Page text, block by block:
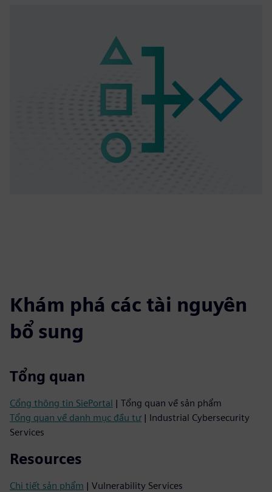
Khám phá các tài nguyên
bổ sung
Tổng quan
Cổng thông tin SiePortal | Tổng quan về sản phẩm
Tổng quan về danh mục đầu tư | Industrial Cybersecurity
Services
Resources
Chi tiết sản phẩm | Vulnerability Services